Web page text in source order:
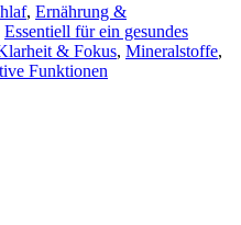
, Ernährung &
Essentiell für ein gesundes
& Fokus, Mineralstoffe,
Funktionen